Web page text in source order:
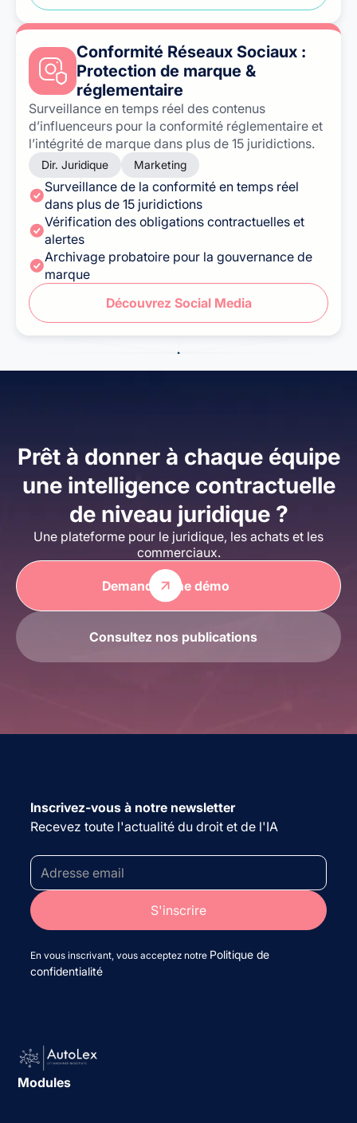
Conformité Réseaux Sociaux :
Protection de marque &
réglementaire
Surveillance en temps réel des contenus
d’influenceurs pour la conformité réglementaire et
l’intégrité de marque dans plus de 15 juridictions.
Dir. Juridique Marketing
Surveillance de la conformité en temps réel
dans plus de 15 juridictions
Vérification des obligations contractuelles et
alertes
Archivage probatoire pour la gouvernance de
marque
Découvrez Social Media
Prêt à donner à chaque équipe
une intelligence contractuelle
de niveau juridique ?
Une plateforme pour le juridique, les achats et les
commerciaux.
Demander une démo
Consultez nos publications
Inscrivez-vous à notre newsletter
Recevez toute l'actualité du droit et de l'IA
En vous inscrivant, vous acceptez notre Politique de
confidentialité
Modules